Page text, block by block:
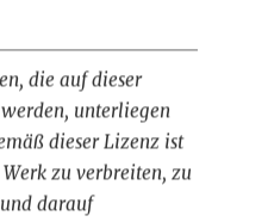
die auf dieser
unterliegen
dieser Lizenz ist
zu verbreiten, zu
darauf